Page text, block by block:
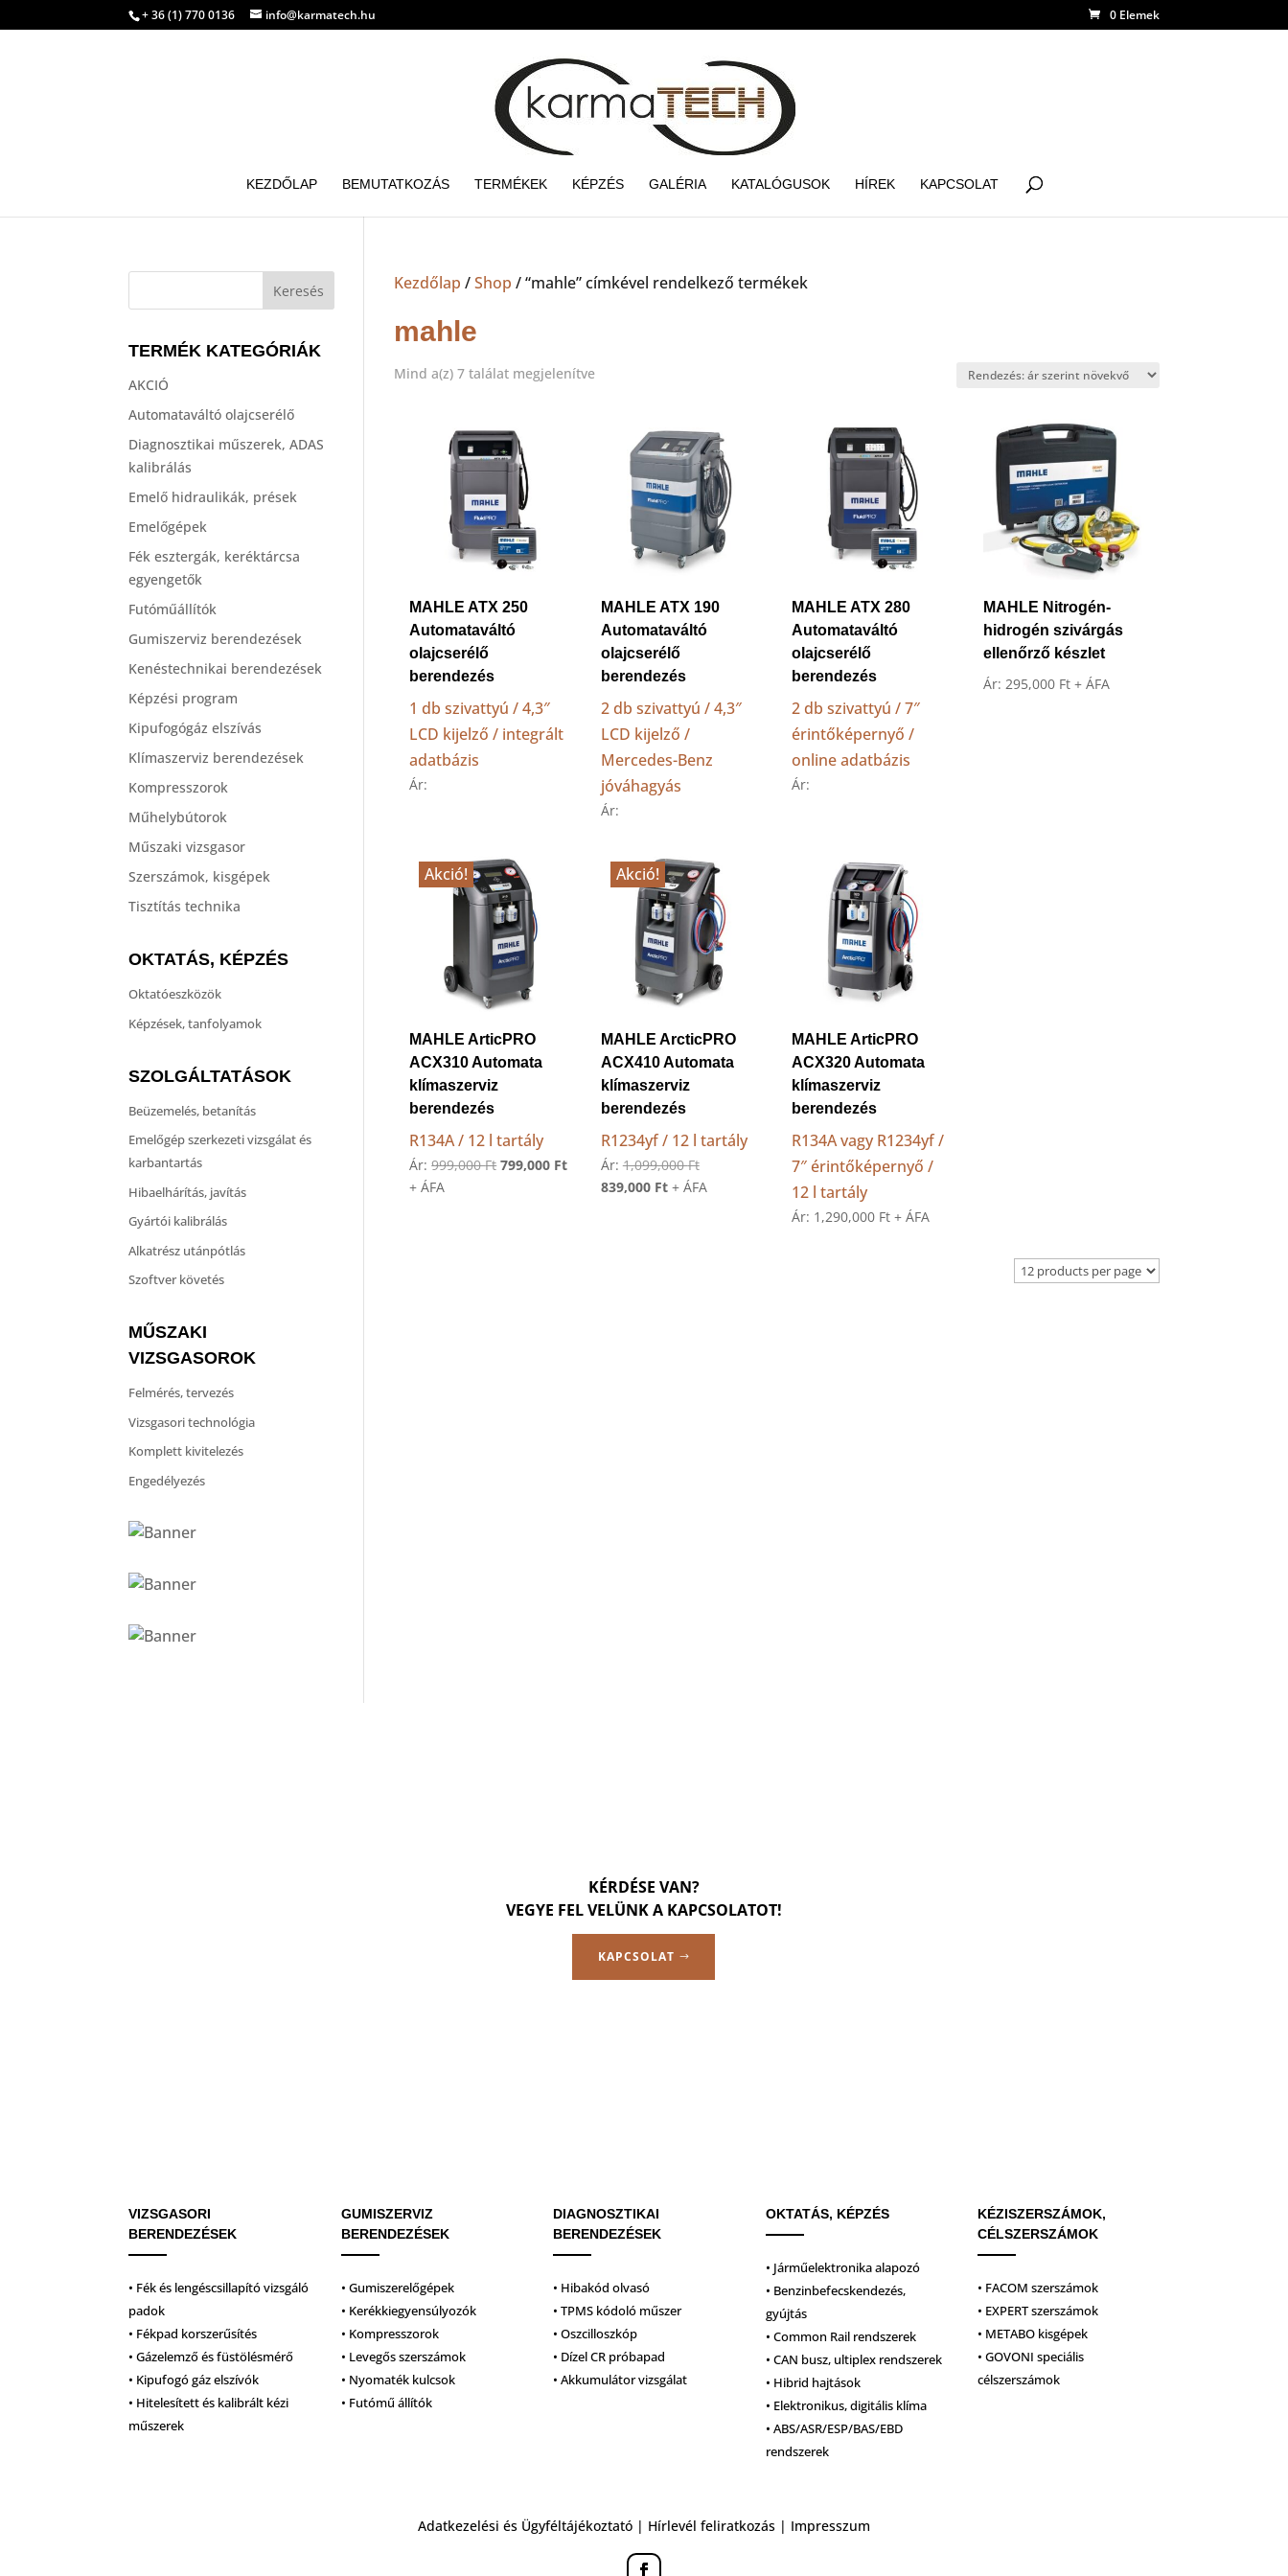
+ 36 (1) 770 0136 info@karmatech.hu 0 Elemek
KEZDŐLAP BEMUTATKOZÁS TERMÉKEK KÉPZÉS GALÉRIA KATALÓGUSOK HÍREK KAPCSOLAT
Kezdőlap /Shop / “mahle” címkével rendelkező termékek
mahle
Mind a(z) 7 találat megjelenítveSorted
MAHLE ATX 250
Automataváltó
olajcserélő
berendezés
1 db szivattyú / 4,3″
LCD kijelző / integrált
adatbázis
Ár:
MAHLE ATX 190
Automataváltó
olajcserélő
berendezés
2 db szivattyú / 4,3″
LCD kijelző /
Mercedes-Benz
jóváhagyás
Ár:
MAHLE ATX 280
Automataváltó
olajcserélő
berendezés
2 db szivattyú / 7″
érintőképernyő /
online adatbázis
Ár:
MAHLE Nitrogén-
hidrogén szivárgás
ellenőrző készlet
Ár: 295,000 Ft + ÁFA
Akció!
MAHLE ArticPRO
ACX310 Automata
klímaszerviz
berendezés
R134A / 12 l tartály
Ár:999,000Ft Original
799,000 FtCurrent
+ ÁFA
Akció!
MAHLE ArcticPRO
ACX410 Automata
klímaszerviz
berendezés
R1234yf / 12 l tartály
Ár:1,099,000FtOriginal
price
839,000 FtCurrent
+ ÁFA
MAHLE ArticPRO
ACX320 Automata
klímaszerviz
berendezés
R134A vagy R1234yf /
7″ érintőképernyő /
12 l tartály
Ár: 1,290,000 Ft + ÁFA
TERMÉK KATEGÓRIÁK
AKCIÓ
Automataváltó olajcserélő
Diagnosztikai műszerek, ADAS
kalibrálás
Emelő hidraulikák, prések
Emelőgépek
Fék esztergák, keréktárcsa
egyengetők
Futóműállítók
Gumiszerviz berendezések
Kenéstechnikai berendezések
Képzési program
Kipufogógáz elszívás
Klímaszerviz berendezések
Kompresszorok
Műhelybútorok
Műszaki vizsgasor
Szerszámok, kisgépek
Tisztítás technika
OKTATÁS, KÉPZÉS
Oktatóeszközök
Képzések, tanfolyamok
SZOLGÁLTATÁSOK
Beüzemelés, betanítás
Emelőgép szerkezeti vizsgálat és
karbantartás
Hibaelhárítás, javítás
Gyártói kalibrálás
Alkatrész utánpótlás
Szoftver követés
MŰSZAKI
VIZSGASOROK
Felmérés, tervezés
Vizsgasori technológia
Komplett kivitelezés
Engedélyezés
KÉRDÉSE VAN?
VEGYE FEL VELÜNK A KAPCSOLATOT!
KAPCSOLAT
VIZSGASORI
BERENDEZÉSEK
• Fék és lengéscsillapító vizsgáló
padok
• Fékpad korszerűsítés
• Gázelemző és füstölésmérő
• Kipufogó gáz elszívók
• Hitelesített és kalibrált kézi
műszerek
GUMISZERVIZ
BERENDEZÉSEK
• Gumiszerelőgépek
• Kerékkiegyensúlyozók
• Kompresszorok
• Levegős szerszámok
• Nyomaték kulcsok
• Futómű állítók
DIAGNOSZTIKAI
BERENDEZÉSEK
• Hibakód olvasó
• TPMS kódoló műszer
• Oszcilloszkóp
• Dízel CR próbapad
• Akkumulátor vizsgálat
OKTATÁS, KÉPZÉS
• Járműelektronika alapozó
• Benzinbefecskendezés,
gyújtás
• Common Rail rendszerek
• CAN busz, ultiplex rendszerek
• Hibrid hajtások
• Elektronikus, digitális klíma
• ABS/ASR/ESP/BAS/EBD
rendszerek
KÉZISZERSZÁMOK,
CÉLSZERSZÁMOK
• FACOM szerszámok
• EXPERT szerszámok
• METABO kisgépek
• GOVONI speciális
célszerszámok
Adatkezelési és Ügyféltájékoztató | Hírlevél feliratkozás | Impresszum